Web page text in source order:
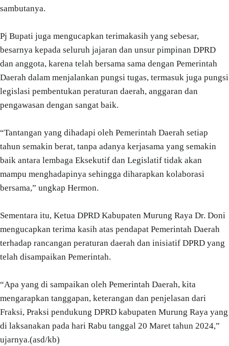
sambutanya.
Pj Bupati juga mengucapkan terimakasih yang sebesar,
besarnya kepada seluruh jajaran dan unsur pimpinan DPRD
dan anggota, karena telah bersama sama dengan Pemerintah
Daerah dalam menjalankan pungsi tugas, termasuk juga pungsi
legislasi pembentukan peraturan daerah, anggaran dan
pengawasan dengan sangat baik.
“Tantangan yang dihadapi oleh Pemerintah Daerah setiap
tahun semakin berat, tanpa adanya kerjasama yang semakin
baik antara lembaga Eksekutif dan Legislatif tidak akan
mampu menghadapinya sehingga diharapkan kolaborasi
bersama,” ungkap Hermon.
Sementara itu, Ketua DPRD Kabupaten Murung Raya Dr. Doni
mengucapkan terima kasih atas pendapat Pemerintah Daerah
terhadap rancangan peraturan daerah dan inisiatif DPRD yang
telah disampaikan Pemerintah.
“Apa yang di sampaikan oleh Pemerintah Daerah, kita
mengarapkan tanggapan, keterangan dan penjelasan dari
Fraksi, Praksi pendukung DPRD kabupaten Murung Raya yang
di laksanakan pada hari Rabu tanggal 20 Maret tahun 2024,”
ujarnya.(asd/kb)